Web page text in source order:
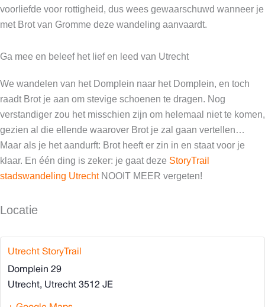
voorliefde voor rottigheid, dus wees gewaarschuwd wanneer je
met Brot van Gromme deze wandeling aanvaardt.
Ga mee en beleef het lief en leed van Utrecht
We wandelen van het Domplein naar het Domplein, en toch
raadt Brot je aan om stevige schoenen te dragen. Nog
verstandiger zou het misschien zijn om helemaal niet te komen,
gezien al die ellende waarover Brot je zal gaan vertellen…
Maar als je het aandurft: Brot heeft er zin in en staat voor je
klaar. En één ding is zeker: je gaat deze StoryTrail
stadswandeling UtrechtNOOIT MEER vergeten!
Locatie
Utrecht StoryTrail
Domplein 29
Utrecht, Utrecht 3512 JE